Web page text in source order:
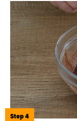
Step 4